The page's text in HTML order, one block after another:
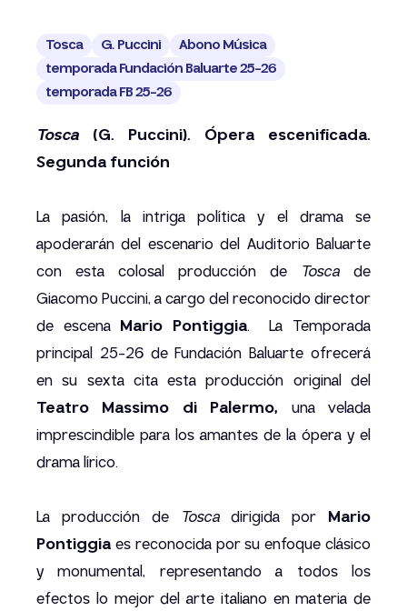
Tosca G. Puccini
Abono Música
temporada Fundación Baluarte 25-26
temporada FB 25-26
Tosca (G. Puccini). Ópera escenificada.
Segunda función
La pasión, la intriga política y el drama se
apoderarán del escenario del Auditorio Baluarte
con esta colosal producción de Tosca de
Giacomo Puccini, a cargo del reconocido director
de escena Mario Pontiggia. La Temporada
principal 25-26 de Fundación Baluarte ofrecerá
en su sexta cita esta producción original del
Teatro Massimo di Palermo, una velada
imprescindible para los amantes de la ópera y el
drama lírico.
La producción de Toscadirigida por Mario
Pontiggia es reconocida por su enfoque clásico
y monumental, representando a todos los
efectos lo mejor del arte italiano en materia de